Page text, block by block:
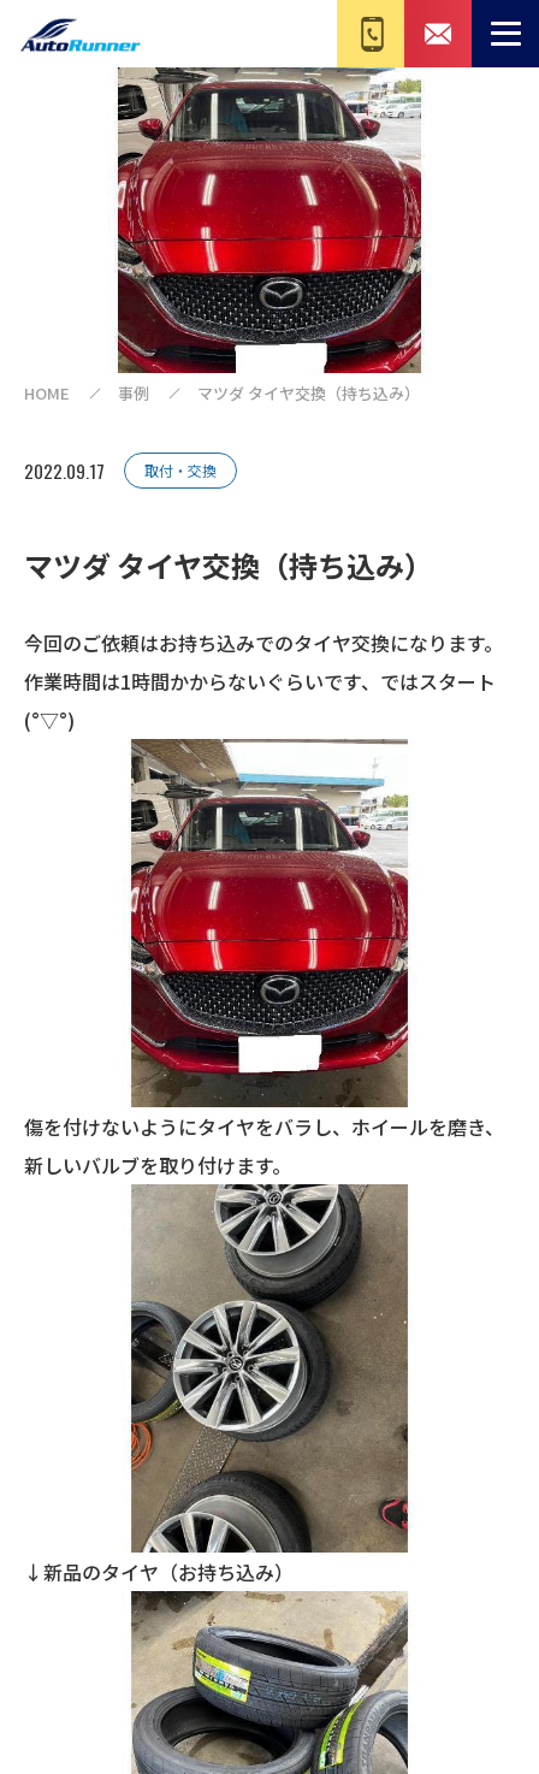
HOME 事例 マツダ タイヤ交換（持ち込み）
2022.09.17 取付・交換
マツダ タイヤ交換（持ち込み）
今回のご依頼はお持ち込みでのタイヤ交換になります。
作業時間は1時間かからないぐらいです、ではスタート
(°▽°)
傷を付けないようにタイヤをバラし、ホイールを磨き、
新しいバルブを取り付けます。
↓新品のタイヤ（お持ち込み）